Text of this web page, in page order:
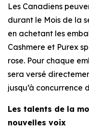
Les Canadiens
durant le Mois de la
en achetant les
Cashmere et Purex
rose. Pour chaque
sera versé
jusqu’à concurrence
Les talents de la
nouvelles voix